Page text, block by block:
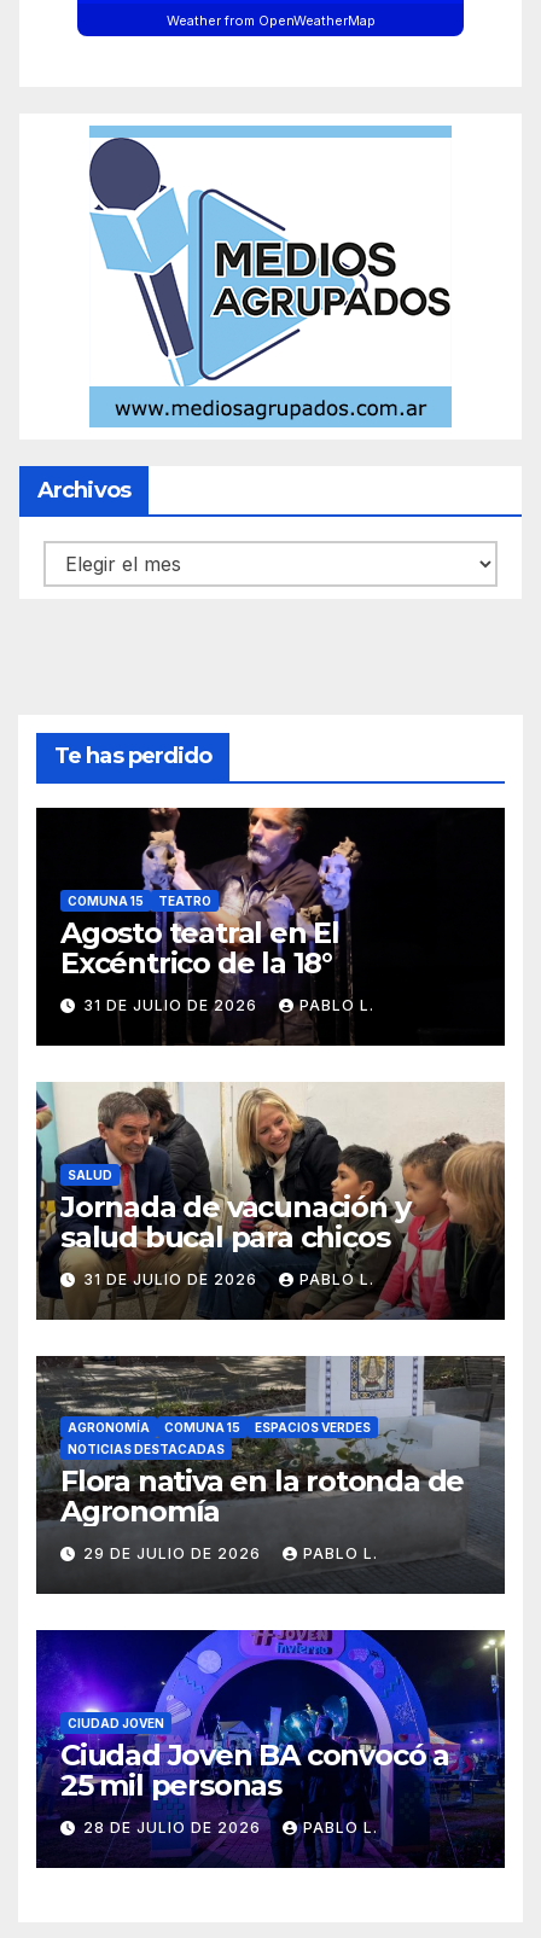
Weather from OpenWeatherMap
Archivos
Archivos
Te has perdido
COMUNA 15 TEATRO
Agosto teatral en El
Excéntrico de la 18°
31 DE JULIO DE 2026 PABLO L.
SALUD
Jornada de vacunación y
salud bucal para chicos
31 DE JULIO DE 2026 PABLO L.
AGRONOMÍA COMUNA 15
ESPACIOS VERDES
NOTICIAS DESTACADAS
Flora nativa en la rotonda de
Agronomía
29 DE JULIO DE 2026 PABLO L.
CIUDAD JOVEN
Ciudad Joven BA convocó a
25 mil personas
28 DE JULIO DE 2026 PABLO L.